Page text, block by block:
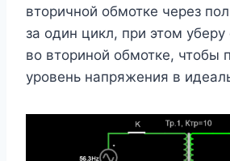
вторичной обмотке через
за один цикл, при этом уберу
во вториной обмотке, чтобы
уровень напряжения в